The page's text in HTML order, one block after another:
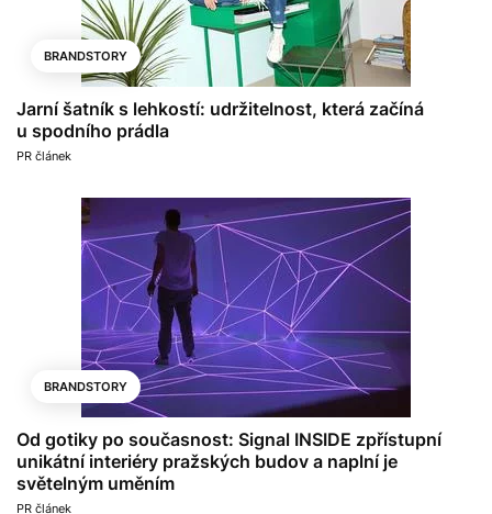
BRANDSTORY
Jarní šatník s lehkostí: udržitelnost, která začíná
u spodního prádla
PR článek
BRANDSTORY
Od gotiky po současnost: Signal INSIDE zpřístupní
unikátní interiéry pražských budov a naplní je
světelným uměním
PR článek